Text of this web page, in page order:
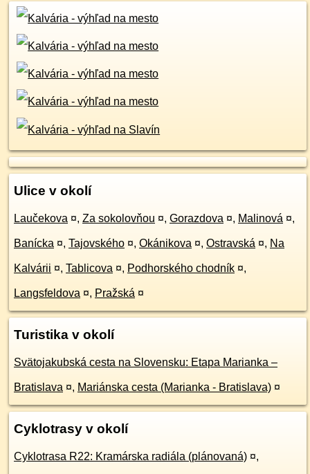
Ulice v okolí
Laučekova ¤, Za sokolovňou ¤, Gorazdova ¤, Malinová ¤,
Banícka ¤, Tajovského ¤, Okánikova ¤, Ostravská ¤, Na
Kalvárii ¤, Tablicova ¤, Podhorského chodník ¤,
Langsfeldova ¤, Pražská ¤
Turistika v okolí
Svätojakubská cesta na Slovensku: Etapa Marianka –
Bratislava ¤, Mariánska cesta (Marianka - Bratislava) ¤
Cyklotrasy v okolí
Cyklotrasa R22: Kramárska radiála (plánovaná) ¤,